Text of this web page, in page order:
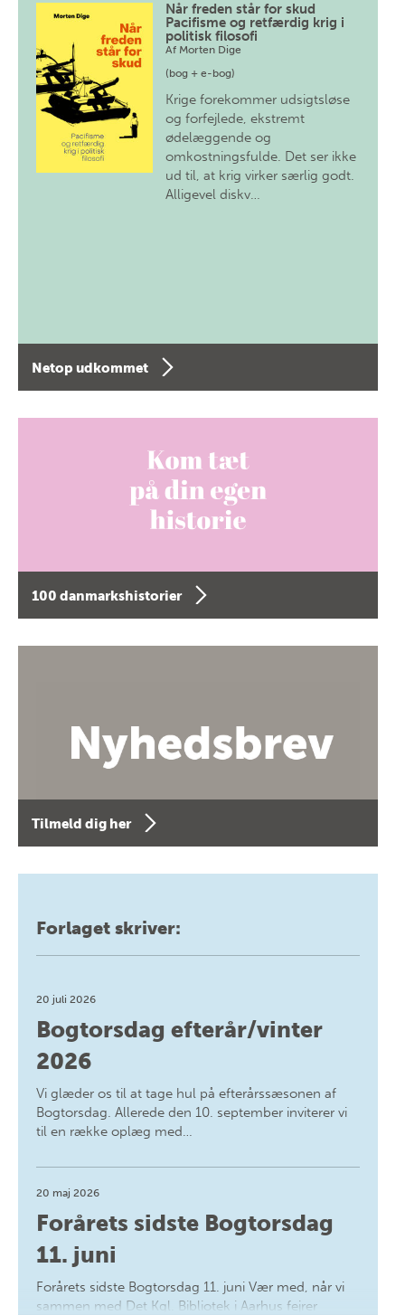
Når freden står for skud
Pacifisme og retfærdig krig i
politisk filosofi
Af Morten Dige
(bog + e-bog)
Krige forekommer udsigtsløse
og forfejlede, ekstremt
ødelæggende og
omkostningsfulde. Det ser ikke
ud til, at krig virker særlig godt.
Alligevel diskv…
Netop udkommet
100 danmarkshistorier
Tilmeld dig her
Forlaget skriver:
20 juli 2026
Bogtorsdag efterår/vinter
2026
Vi glæder os til at tage hul på efterårssæsonen af
Bogtorsdag. Allerede den 10. september inviterer vi
til en række oplæg med…
20 maj 2026
Forårets sidste Bogtorsdag
11. juni
Forårets sidste Bogtorsdag 11. juni Vær med, når vi
sammen med Det Kgl. Bibliotek i Aarhus fejrer